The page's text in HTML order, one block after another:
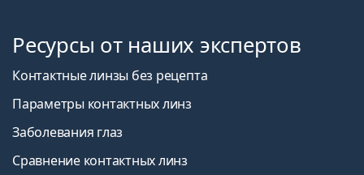
Ресурсы от наших экспертов
Контактные линзы без рецепта
Параметры контактных линз
Заболевания глаз
Сравнение контактных линз